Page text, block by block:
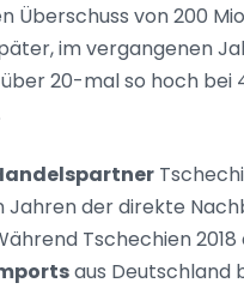
Überschuss von 200
im vergangenen
20-mal so hoch bei
Jahren der direkte
Tschechien
aus Deutschland